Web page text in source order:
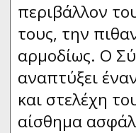
περιβάλλον
τους, την
αρμοδίως. Ο
αναπτύξει
και στελέχη
αίσθημα